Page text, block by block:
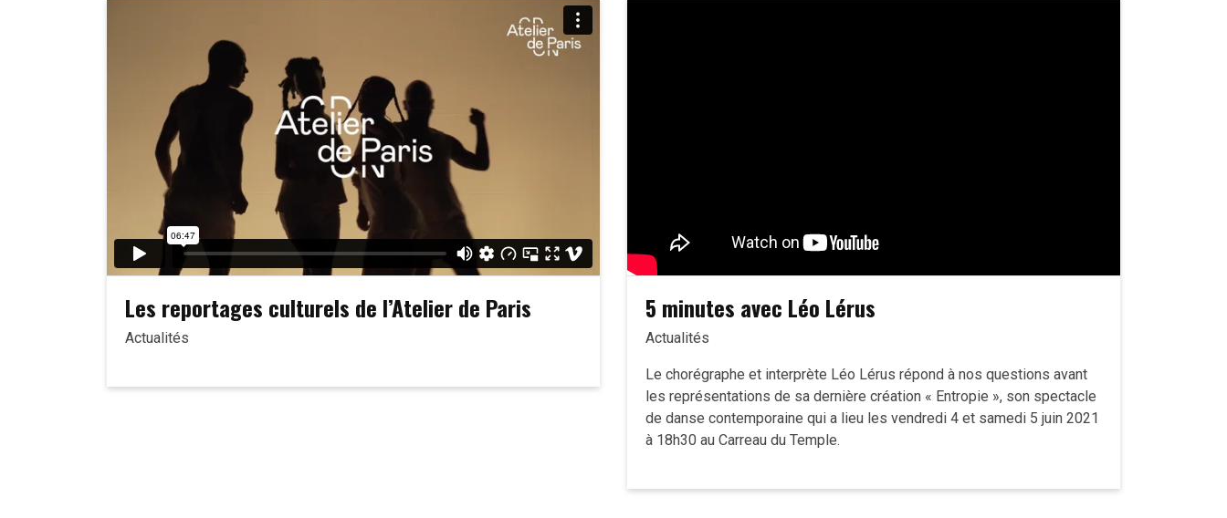
Les reportages culturels de l’Atelier de Paris
Actualités
5 minutes avec Léo Lérus
Actualités
Le chorégraphe et interprète Léo Lérus répond à nos questions avant
les représentations de sa dernière création « Entropie », son spectacle
de danse contemporaine qui a lieu les vendredi 4 et samedi 5 juin 2021
à 18h30 au Carreau du Temple.